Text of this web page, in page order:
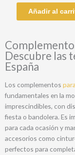
Añadir al
Descubre las
España
Los complementos
fundamentales en la
imprescindibles, con
fiesta o bandolera. Es
para cada ocasión y
accesorios como
perfectos para